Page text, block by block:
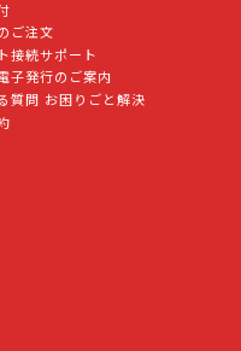
ご注文
接続サポート
子発行のご案内
質問 お困りごと解決